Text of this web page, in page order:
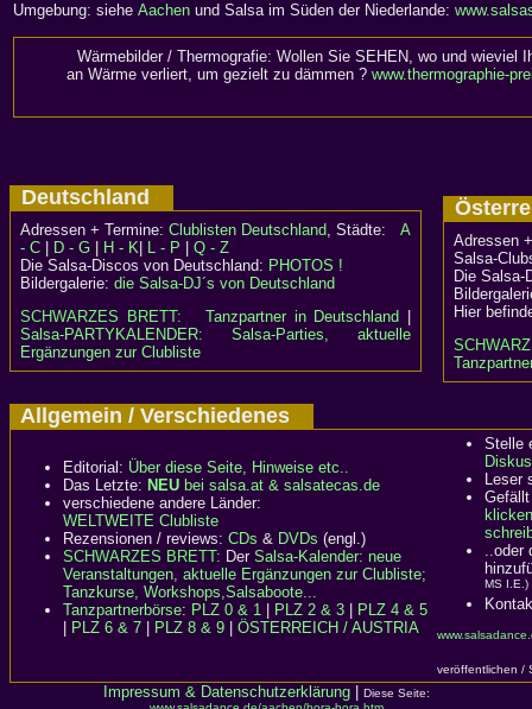
Umgebung: siehe Aachen und Salsa im Süden der Niederlande:
Wärmebilder / Thermografie: Wollen Sie SEHEN, wo und wieviel
an Wärme verliert, um gezielt zu dämmen ? www.thermographie-
Deutschland
Adressen + Termine: Clublisten Deutschland, Städte: A
- C
D - G H - K L - P
Q - Z
Die Salsa-Discos von Deutschland: PHOTOS !
Bildergalerie: die Salsa-DJ´s von Deutschland
SCHWARZES BRETT:
Tanzpartner in Deutschland
Salsa-PARTYKALENDER: Salsa-Parties, aktuelle
Ergänzungen zur Clubliste
Adressen
Salsa-
Die
Hier
Allgemein / Verschiedenes
Editorial: Über diese Seite, Hinweise etc..
Das Letzte: NEU bei salsa.at & salsatecas.de
verschiedene andere Länder:
WELTWEITE Clubliste
Rezensionen / reviews: CDs & DVDs (engl.)
SCHWARZES BRETT: Der Salsa-Kalender: neue
Veranstaltungen, aktuelle Ergänzungen zur Clubliste;
Tanzkurse, Workshops,Salsaboote...
Tanzpartnerbörse: PLZ 0 & 1 PLZ 2 & 3
PLZ 4 & 5
PLZ 6 & 7 PLZ 8 & 9 ÖSTERREICH / AUSTRIA
Stelle
Leser
klicken
..oder
MS I.E.)
veröffentlichen /
Impressum & Datenschutzerklärung|
Diese Seite: